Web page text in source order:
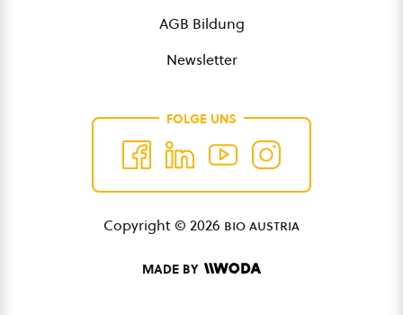
AGB Bildung
Newsletter
FOLGE UNS
Copyright © 2026 bio austria
MADE BY